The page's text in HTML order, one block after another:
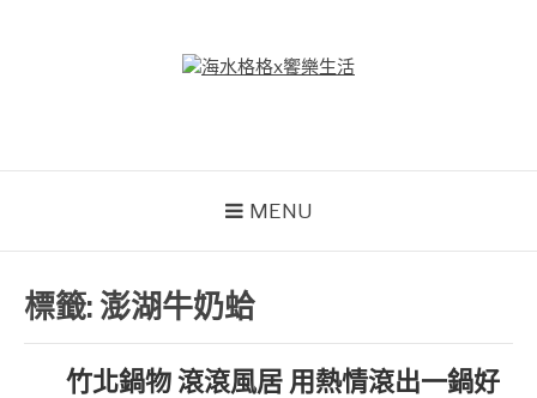
MENU
標籤: 澎湖牛奶蛤
竹北鍋物 滾滾風居 用熱情滾出一鍋好